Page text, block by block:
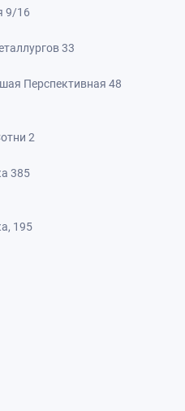
9/16
33
Перспективная 48
2
385
195